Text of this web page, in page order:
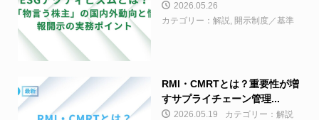
2026.05.26
カテゴリー：解説, 開示制度／基準
RMI・CMRTとは？重要性が増
すサプライチェーン管理...
2026.05.19 カテゴリー：解説